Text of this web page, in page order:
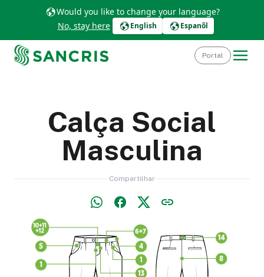
Would you like to change your language?
No, stay here
English Espanõl
Portal
Calça Social
Masculina
Compartilhar